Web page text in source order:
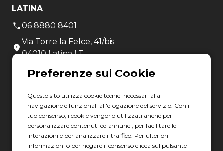
LATINA
06 8880 8401
Via Torre la Felce, 41/bis
04010 Latina LT
Scopri gli orari
Gruppo Italia Vendita Auto Spa a socio unico
Piazza della Radio, 35 - 00146 Roma
Questo sito utilizza cookie tecnici necessari alla
navigazione e funzionali all'erogazione del servizio. Con il
tuo consenso, i cookie vengono utilizzati anche per
personalizzare contenuti ed annunci, per facilitare le
interazioni e per analizzare il traffico. Per ulteriori
informazioni o per negare il consenso clicca sul pulsante